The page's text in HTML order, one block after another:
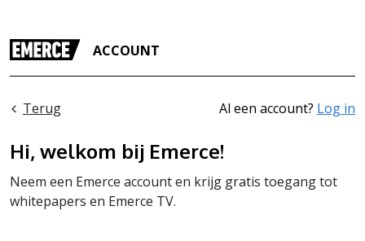
ACCOUNT
Terug Al een account? Log in
Hi, welkom bij Emerce!
Neem een Emerce account en krijg gratis toegang tot
whitepapers en Emerce TV.